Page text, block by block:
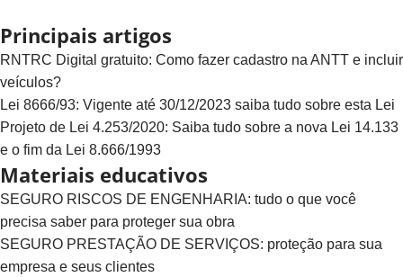
Principais artigos
RNTRC Digital gratuito: Como fazer cadastro na ANTT e incluir
veículos?
Lei 8666/93: Vigente até 30/12/2023 saiba tudo sobre esta Lei
Projeto de Lei 4.253/2020: Saiba tudo sobre a nova Lei 14.133
e o fim da Lei 8.666/1993
Materiais educativos
SEGURO RISCOS DE ENGENHARIA: tudo o que você
precisa saber para proteger sua obra
SEGURO PRESTAÇÃO DE SERVIÇOS: proteção para sua
empresa e seus clientes